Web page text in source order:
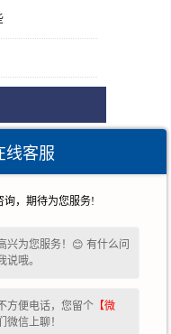
线客服
询，期待为您服务!
兴为您服务！😊 有什么问
说哦。
方便电话，您留个 【微
微信上聊！